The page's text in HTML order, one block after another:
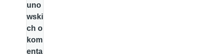
uno
wski
ch o
kom
enta